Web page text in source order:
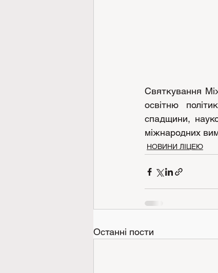
Святкування
освітню
спадщини,
міжнародних
НОВИНИ ЛІЦЕЮ
Останні пости